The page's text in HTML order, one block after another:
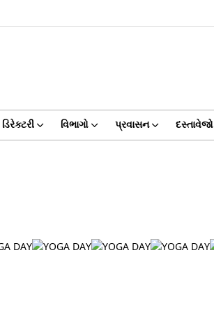
ડિરેક્ટરી વિભાગો પ્રવાસન દસ્તાવેજો